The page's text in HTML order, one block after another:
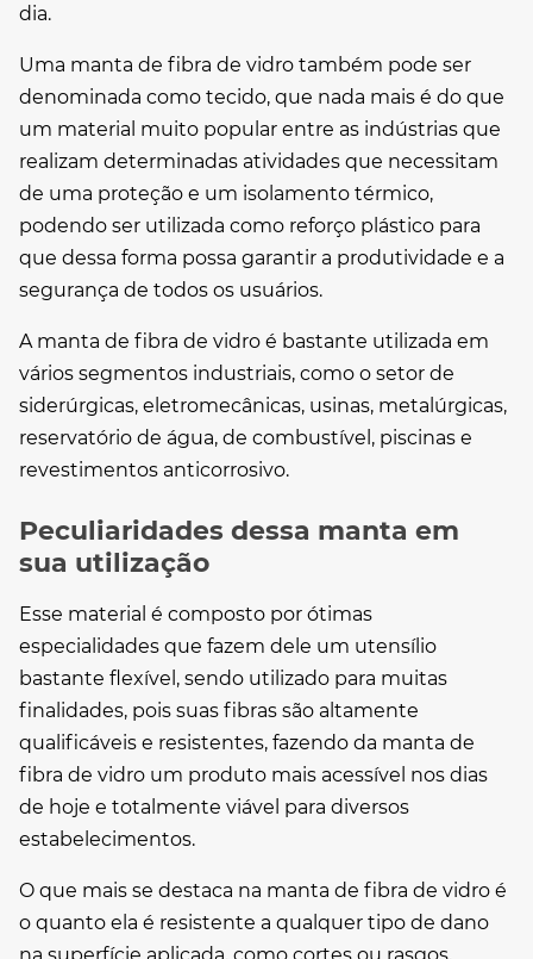
dia.
Uma manta de fibra de vidro também pode ser
denominada como tecido, que nada mais é do que
um material muito popular entre as indústrias que
realizam determinadas atividades que necessitam
de uma proteção e um isolamento térmico,
podendo ser utilizada como reforço plástico para
que dessa forma possa garantir a produtividade e a
segurança de todos os usuários.
A manta de fibra de vidro é bastante utilizada em
vários segmentos industriais, como o setor de
siderúrgicas, eletromecânicas, usinas, metalúrgicas,
reservatório de água, de combustível, piscinas e
revestimentos anticorrosivo.
Peculiaridades dessa manta em
sua utilização
Esse material é composto por ótimas
especialidades que fazem dele um utensílio
bastante flexível, sendo utilizado para muitas
finalidades, pois suas fibras são altamente
qualificáveis e resistentes, fazendo da manta de
fibra de vidro um produto mais acessível nos dias
de hoje e totalmente viável para diversos
estabelecimentos.
O que mais se destaca na manta de fibra de vidro é
o quanto ela é resistente a qualquer tipo de dano